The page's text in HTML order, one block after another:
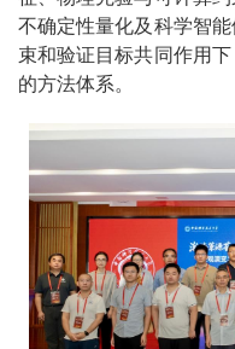
不确定性量化及科学智
束和验证目标共同作用
的方法体系。